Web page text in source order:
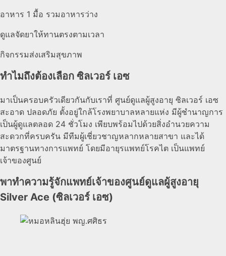
อาหาร 1 มื้อ รวมอาหารว่าง
ดูแลจัดยาให้ทานตรงตามเวลา
กิจกรรมส่งเสริมสุขภาพ
ทำไมถึงต้องเลือก ซิลเวอร์ เอซ
มาเป็นครอบครัวเดียวกันกับเราที่ ศูนย์ดูแลผู้สูงอายุ ซิลเวอร์ เอซ
สะอาด ปลอดภัย ตั้งอยู่ใกล้โรงพยาบาลหลายแห่ง มีผู้ชำนาญการ
เป็นผู้ดูแลตลอด 24 ชั่วโมง เพียบพร้อมไปด้วยสิ่งอำนวยความ
สะดวกที่ครบครัน มีทีมผู้เชี่ยวชาญหลากหลายสาขา และได้
มาตรฐานทางการแพทย์ โดยมีอายุรแพทย์โรคไต เป็นแพทย์
เจ้าของศูนย์
พาทำความรู้จักแพทย์เจ้าของศูนย์ดูแลผู้สูงอายุ
Silver Ace (ซิลเวอร์ เอซ)